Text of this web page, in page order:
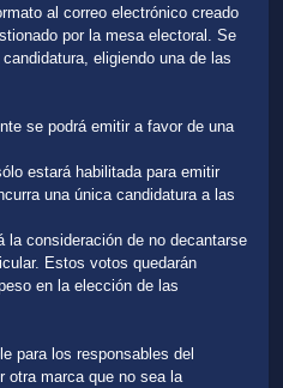
al correo electrónico creado
por la mesa electoral. Se
eligiendo una de las
se podrá emitir a favor de una
estará habilitada para emitir
una única candidatura a las
la consideración de no decantarse
Estos votos quedarán
en la elección de las
para los responsables del
otra marca que no sea la